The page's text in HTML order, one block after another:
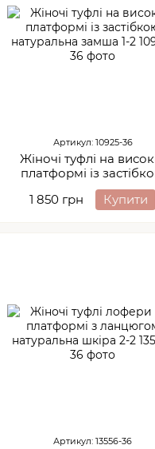
Артикул: 10925-36
Жіночі туфлі на
платформі із
натуральна замша 1-2
1 850 грн Купити
Артикул: 13556-36